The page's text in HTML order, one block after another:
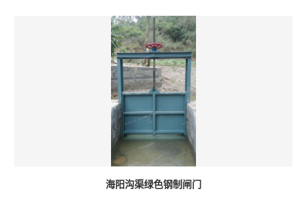
海阳沟渠绿色钢制闸门